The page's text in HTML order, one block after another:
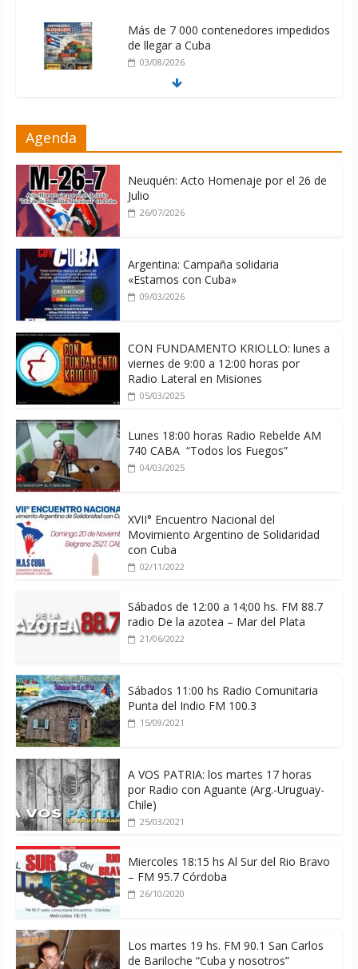
Más de 7 000 contenedores impedidos
de llegar a Cuba
03/08/2026
04/08/2026
Agenda
Neuquén: Acto Homenaje por el 26 de
Julio
26/07/2026
Argentina: Campaña solidaria
«Estamos con Cuba»
09/03/2026
CON FUNDAMENTO KRIOLLO: lunes a
viernes de 9:00 a 12:00 horas por
Radio Lateral en Misiones
05/03/2025
Lunes 18:00 horas Radio Rebelde AM
740 CABA “Todos los Fuegos”
04/03/2025
XVII° Encuentro Nacional del
Movimiento Argentino de Solidaridad
con Cuba
02/11/2022
Sábados de 12:00 a 14;00 hs. FM 88.7
radio De la azotea – Mar del Plata
21/06/2022
Sábados 11:00 hs Radio Comunitaria
Punta del Indio FM 100.3
15/09/2021
A VOS PATRIA: los martes 17 horas
por Radio con Aguante (Arg.-Uruguay-
Chile)
25/03/2021
Miercoles 18:15 hs Al Sur del Rio Bravo
– FM 95.7 Córdoba
26/10/2020
Los martes 19 hs. FM 90.1 San Carlos
de Bariloche “Cuba y nosotros”